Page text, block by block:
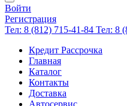
Войти
Регистрация
Тел: 8 (812) 715-41-84 Тел: 8
Кредит Рассрочка
Главная
Каталог
Контакты
Доставка
Автосервис